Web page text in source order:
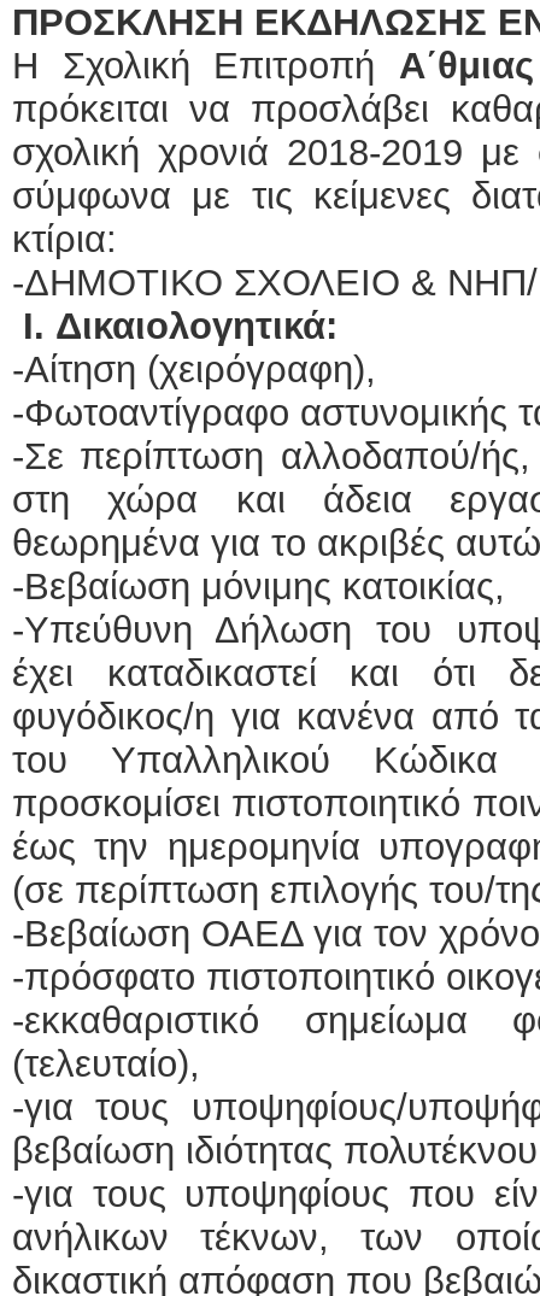
ΠΡΟΣΚΛΗΣΗ ΕΚΔΗΛΩΣΗΣ
Η Σχολική Επιτροπή
πρόκειται να προσλάβει
σχολική χρονιά 2018-2019
σύμφωνα με τις κείμενες
κτίρια:
-ΔΗΜΟΤΙΚΟ ΣΧΟΛΕΙΟ &
Ι. Δικαιολογητικά:
-Αίτηση (χειρόγραφη),
-Φωτοαντίγραφο αστυνομικής
-Σε περίπτωση αλλοδαπού/
στη χώρα και άδεια
θεωρημένα για το ακριβές
-Βεβαίωση μόνιμης κατοικίας,
-Υπεύθυνη Δήλωση του
έχει καταδικαστεί και ότι
φυγόδικος/η για κανένα από
του Υπαλληλικού Κώδικα
προσκομίσει πιστοποιητικό
έως την ημερομηνία
(σε περίπτωση επιλογής του/
-Βεβαίωση ΟΑΕΔ για τον χρόνο
-πρόσφατο πιστοποιητικό
-εκκαθαριστικό σημείωμα
(τελευταίο),
-για τους υποψηφίους/
βεβαίωση ιδιότητας
-για τους υποψηφίους που
ανήλικων τέκνων, των
δικαστική απόφαση που